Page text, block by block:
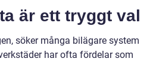
är ett tryggt val
söker många bilägare system
har ofta fördelar som